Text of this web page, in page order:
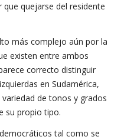
quejarse del residente
más complejo aún por la
existen entre ambos
correcto distinguir
en Sudamérica,
de tonos y grados
su propio tipo.
tal como se